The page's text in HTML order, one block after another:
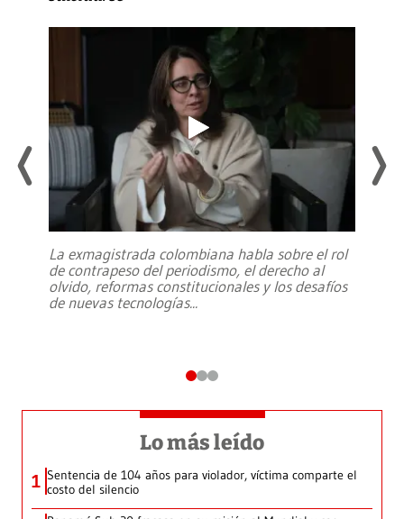
La exmagistrada colombiana habla sobre el rol
de contrapeso del periodismo, el derecho al
olvido, reformas constitucionales y los desafíos
de nuevas tecnologías...
Lo más leído
1 Sentencia de 104 años para violador, víctima comparte el
costo del silencio